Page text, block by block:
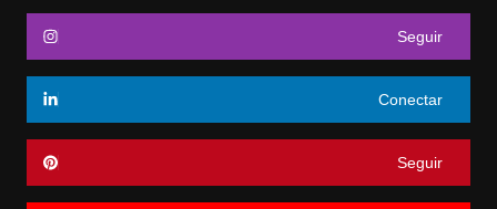
Seguir
Conectar
Seguir